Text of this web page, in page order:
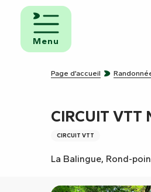
contenu
principal
Menu
Page d’accueil
CIRCUIT VTT
CIRCUIT VTT
La Balingue, Rond-